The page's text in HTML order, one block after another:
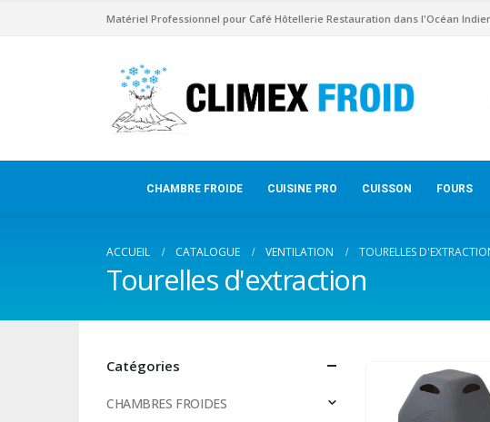
Matériel Professionnel pour Café Hôtellerie Restauration dans l'Océan
CHAMBRE FROIDE CUISINE PRO CUISSON FOURS
ACCUEIL CATALOGUE VENTILATION TOURELLES
Tourelles d'extraction
Catégories
CHAMBRES FROIDES